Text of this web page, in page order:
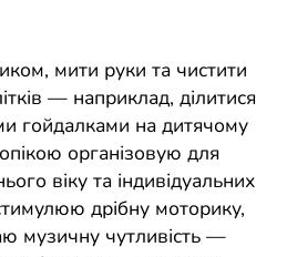
мити руки та чистити
— наприклад, ділитися
гойдалками на дитячому
організовую для
віку та індивідуальних
дрібну моторику,
музичну чутливість —